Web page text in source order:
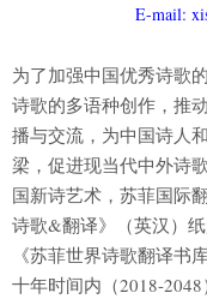
E-mail:
为了加强中国优秀诗歌
诗歌的多语种创作，推
播与交流，为中国诗人
梁，促进现当代中外诗
国新诗艺术，苏菲国际
诗歌&翻译》（英汉）
《苏菲世界诗歌翻译书
十年时间内（2018-